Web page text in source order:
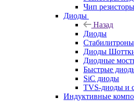
Чип резисторы
Диоды
Назад
Диоды
Стабилитроны
Диоды
Диодные
Быстрые
SiC диоды
TVS-диоды и
Индуктивные